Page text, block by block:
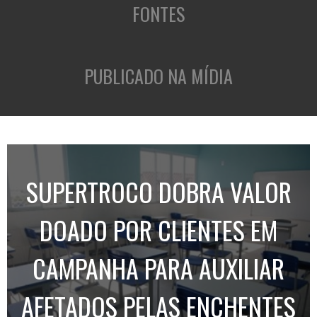
FONTES
PUBLICADO NA MÍDIA
SUPERTROCO DOBRA VALOR
DOADO POR CLIENTES EM
CAMPANHA PARA AUXILIAR
AFETADOS PELAS ENCHENTES